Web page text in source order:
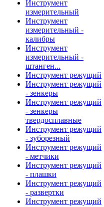
Инструмент
измерительный
Инструмент
измерительный -
калибры
Инструмент
измерительный -
штанген...
Инструмент режущий
Инструмент режущий
- зенкеры
Инструмент режущий
- зенкеры
твердосплавные
Инструмент режущий
- зуборезный
Инструмент режущий
- метчики
Инструмент режущий
- плашки
Инструмент режущий
- развертки
Инструмент режущий